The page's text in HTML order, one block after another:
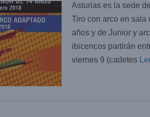
Asturias es la sede
Tiro con arco en sala
años y de Junior y
ibicencos partirán
viernes 9 (cadetes